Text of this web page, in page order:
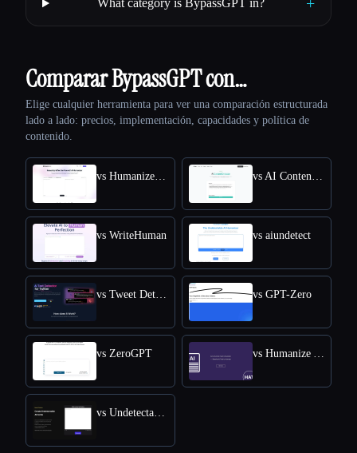
What category is BypassGPT in?
Comparar BypassGPT con…
Elige cualquier herramienta para ver una comparación estructurada
lado a lado: precios, implementación, capacidades y política de
contenido.
vs HumanizeAI.com vs AI Content Detector by Leap AI
vs WriteHuman vs aiundetect
vs Tweet Detective vs GPT-Zero
vs ZeroGPT vs Humanize AI Text
vs Undetectable AI